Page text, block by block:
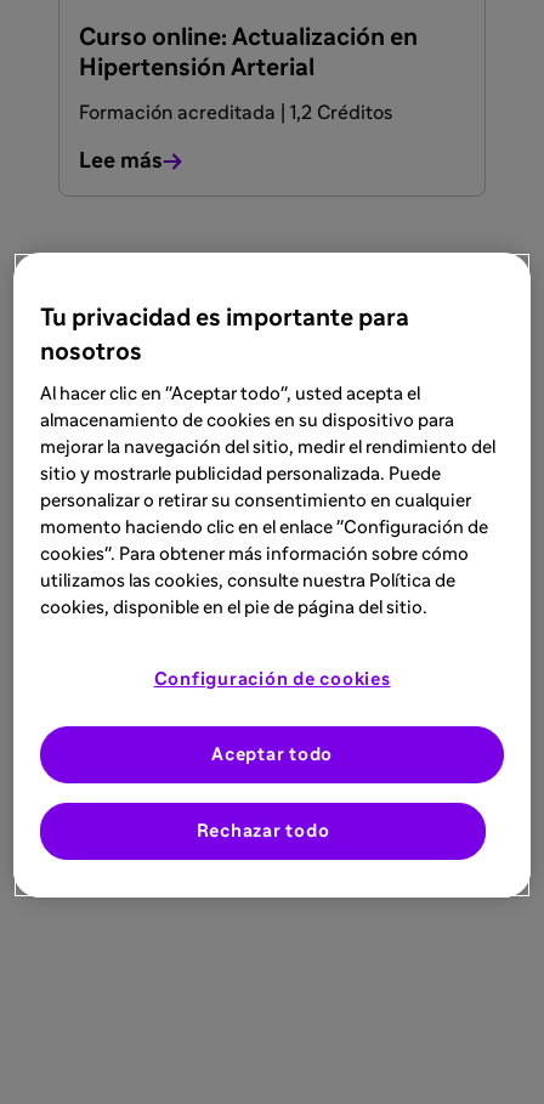
Curso online: Actualización en
Hipertensión Arterial
Formación acreditada | 1,2 Créditos
Lee más
Tu privacidad es importante para
nosotros
Al hacer clic en "Aceptar todo", usted acepta el
almacenamiento de cookies en su dispositivo para
mejorar la navegación del sitio, medir el rendimiento del
sitio y mostrarle publicidad personalizada. Puede
personalizar o retirar su consentimiento en cualquier
momento haciendo clic en el enlace "Configuración de
cookies". Para obtener más información sobre cómo
utilizamos las cookies, consulte nuestra Política de
cookies, disponible en el pie de página del sitio.
Configuración de cookies
Rechazar todo
Aceptar todo